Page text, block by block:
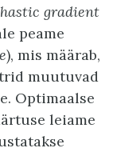
gradient
peame
), mis määrab,
muutuvad
Optimaalse
leiame